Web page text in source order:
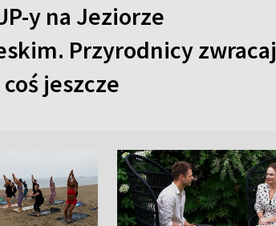
y na Jeziorze
Przyrodnicy
jeszcze